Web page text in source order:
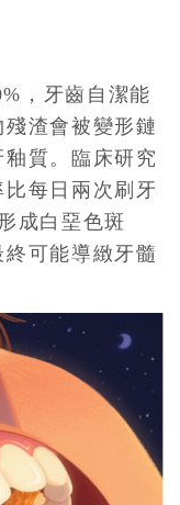
，牙齒自潔能
渣會被變形鏈
質。臨床研究
每日兩次刷牙
成白堊色斑
可能導緻牙髓